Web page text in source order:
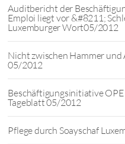
Auditbericht der
Emploi liegt vor &#8211;
Luxemburger Wort05/2012
Nicht zwischen Hammer und
05/2012
Beschäftigungsinitiative
Tageblatt 05/2012
Pflege durch Soayschaf